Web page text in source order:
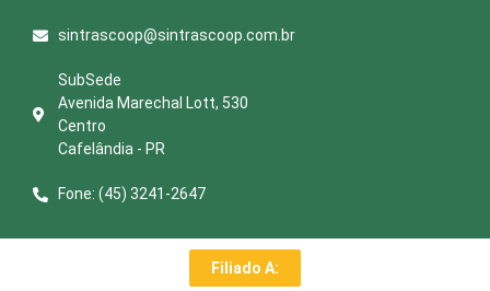
sintrascoop@sintrascoop.com.br
SubSede
Avenida Marechal Lott, 530
Centro
Cafelândia - PR
Fone: (45) 3241-2647
Filiado A: